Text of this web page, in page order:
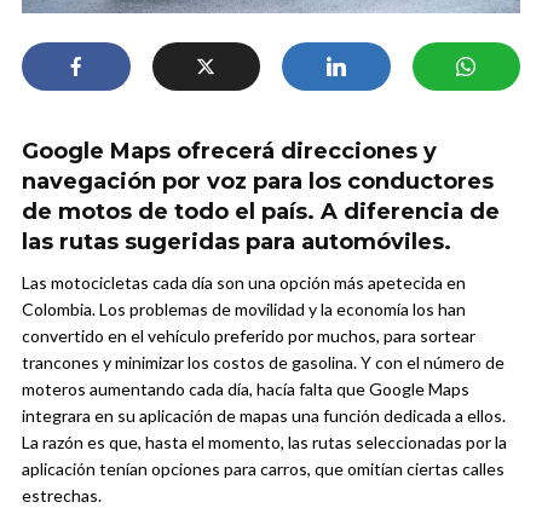
Google Maps ofrecerá direcciones y
navegación por voz para los conductores
de motos de todo el país. A diferencia de
las rutas sugeridas para automóviles.
Las motocicletas cada día son una opción más apetecida en
Colombia. Los problemas de movilidad y la economía los han
convertido en el vehículo preferido por muchos, para sortear
trancones y minimizar los costos de gasolina. Y con el número de
moteros aumentando cada día, hacía falta que Google Maps
integrara en su aplicación de mapas una función dedicada a ellos.
La razón es que, hasta el momento, las rutas seleccionadas por la
aplicación tenían opciones para carros, que omitían ciertas calles
estrechas.